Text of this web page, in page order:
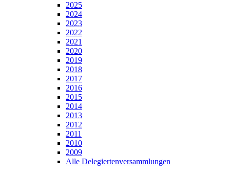
2025
2024
2023
2022
2021
2020
2019
2018
2017
2016
2015
2014
2013
2012
2011
2010
2009
Alle Delegiertenversammlungen